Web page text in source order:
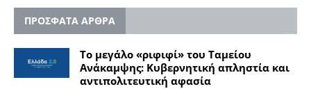
ΠΡΟΣΦΑΤΑ ΑΡΘΡΑ
Το μεγάλο «ριφιφί» του Ταμείου
Ανάκαμψης: Κυβερνητική απληστία και
αντιπολιτευτική αφασία